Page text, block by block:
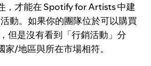
，才能在 Spotify for Artists 中建
動。如果你的團隊位於可以購買
但是沒有看到「行銷活動」分
/地區與所在市場相符。